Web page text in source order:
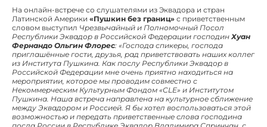
На онлайн-встрече со слушателями из Эквадора и стран
Латинской Америки «Пушкин без границ» с приветственным
словом выступил Чрезвычайный и Полномочный Посол
Республики Эквадор в Российской Федерации господинХуан
Фернандо Ольгин Флорес: «Господа спикеры, господа
приглашённые гости, друзья, рад приветствовать наших коллег
из Института Пушкина. Как послу Республики Эквадор в
Российской Федерации мне очень приятно находиться на
мероприятии, которое мы проводим совместно с
Некоммерческим Культурным Фондом «CLE» и Институтом
Пушкина. Наша встреча направлена на культурное сближение
между Эквадором и Россией. Я бы хотел воспользоваться этой
возможностью и передать приветственные слова господина